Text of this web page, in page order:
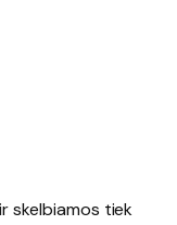
skelbiamos tiek